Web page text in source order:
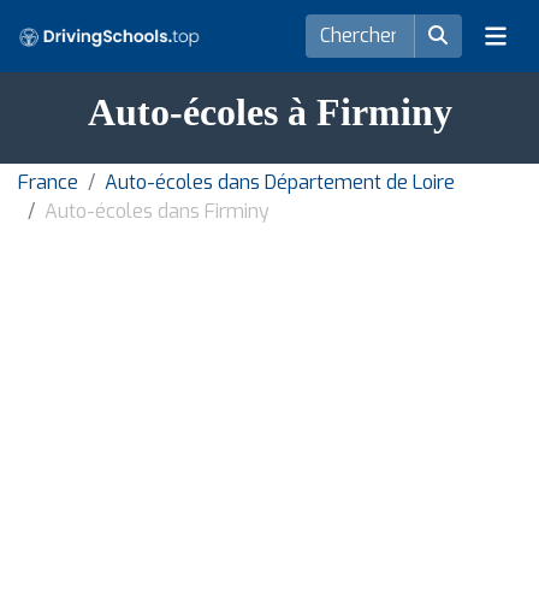
Auto-écoles à Firminy
France
Auto-écoles dans Département de Loire
Auto-écoles dans Firminy